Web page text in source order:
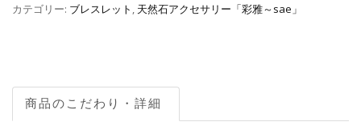
カテゴリー: ブレスレット , 天然石アクセサリー「彩雅～sae」